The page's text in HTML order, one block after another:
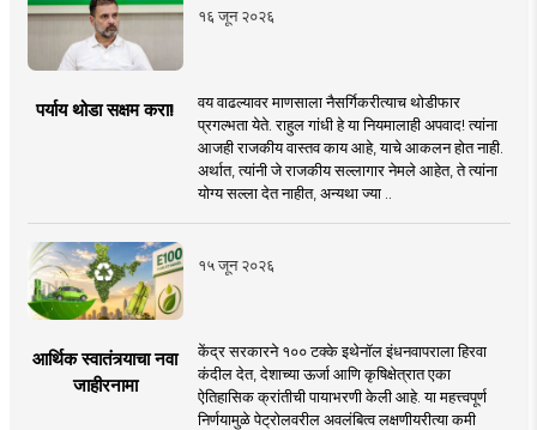
१६ जून २०२६
पर्याय थोडा सक्षम करा!
वय वाढल्यावर माणसाला नैसर्गिकरीत्याच थोडीफार
प्रगल्भता येते. राहुल गांधी हे या नियमालाही अपवाद! त्यांना
आजही राजकीय वास्तव काय आहे, याचे आकलन होत नाही.
अर्थात, त्यांनी जे राजकीय सल्लागार नेमले आहेत, ते त्यांना
योग्य सल्ला देत नाहीत, अन्यथा ज्या ..
१५ जून २०२६
आर्थिक स्वातंत्र्याचा नवा
जाहीरनामा
केंद्र सरकारने १०० टक्के इथेनॉल इंधनवापराला हिरवा
कंदील देत, देशाच्या ऊर्जा आणि कृषिक्षेत्रात एका
ऐतिहासिक क्रांतीची पायाभरणी केली आहे. या महत्त्वपूर्ण
निर्णयामुळे पेट्रोलवरील अवलंबित्व लक्षणीयरीत्या कमी